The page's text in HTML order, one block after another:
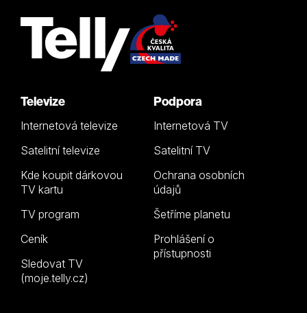
Televize
Internetová televize
Satelitní televize
Kde koupit dárkovou
TV kartu
TV program
Ceník
Sledovat TV
(moje.telly.cz)
Podpora
Internetová TV
Satelitní TV
Ochrana osobních
údajů
Šetříme planetu
Prohlášení o
přístupnosti